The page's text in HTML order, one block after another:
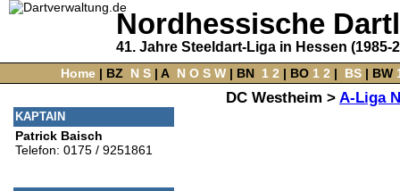
Nordhessische
41. Jahre Steeldart-Liga in Hessen (1985-
Home‌ | BZ N S‌ | A‌ N O S W‌ | BN‌ 1 2 | BO‌ 1 2 | BS| BW‌
DC Westheim > A-Liga
KAPTAIN
Patrick Baisch
Telefon: 0175 / 9251861